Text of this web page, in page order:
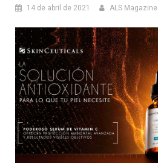
14 de abril de 2021 ALS Magazine